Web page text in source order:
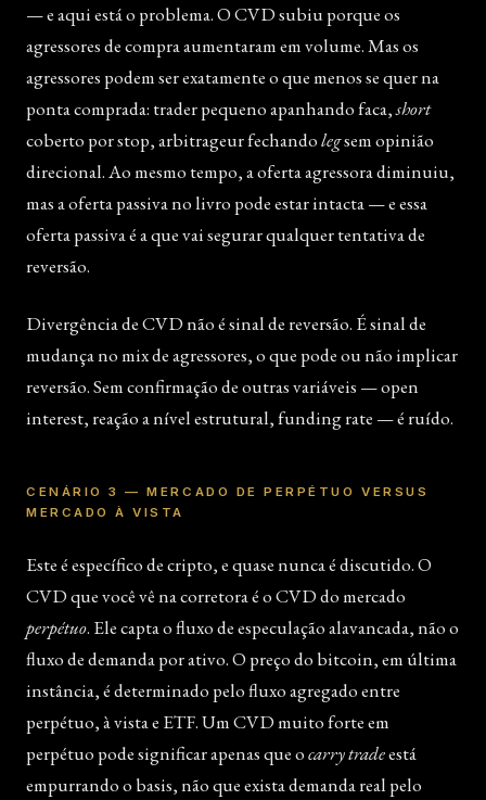
— e aqui está o problema. O CVD subiu porque os
agressores de compra aumentaram em volume. Mas os
agressores podem ser exatamente o que menos se quer na
ponta comprada: trader pequeno apanhando faca,short
coberto por stop, arbitrageur fechandolegsem opinião
direcional. Ao mesmo tempo, a oferta agressora diminuiu,
mas a oferta passiva no livro pode estar intacta — e essa
oferta passiva é a que vai segurar qualquer tentativa de
reversão.
Divergência de CVD não é sinal de reversão. É sinal de
mudança no mix de agressores, o que pode ou não implicar
reversão. Sem confirmação de outras variáveis — open
interest, reação a nível estrutural, funding rate — é ruído.
CENÁRIO 3 — MERCADO DE PERPÉTUO VERSUS
MERCADO À VISTA
Este é específico de cripto, e quase nunca é discutido. O
CVD que você vê na corretora é o CVD do mercado
perpétuo. Ele capta o fluxo de especulação alavancada, não o
fluxo de demanda por ativo. O preço do bitcoin, em última
instância, é determinado pelo fluxo agregado entre
perpétuo, à vista e ETF. Um CVD muito forte em
perpétuo pode significar apenas que ocarry tradeestá
empurrando o basis, não que exista demanda real pelo